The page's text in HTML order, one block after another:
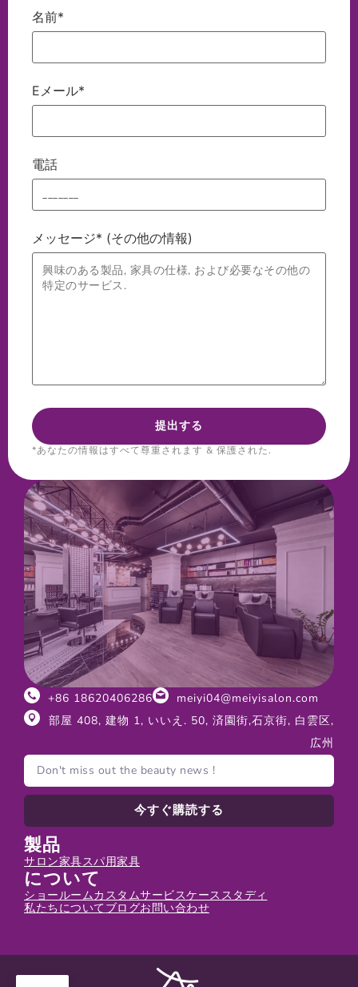
名前*
Eメール*
電話
メッセージ* (その他の情報)
*あなたの情報はすべて尊重されます & 保護された.
+86 18620406286
meiyi04@meiyisalon.com
部屋 408, 建物 1, いいえ. 50, 済園街,石京街, 白雲区,
広州
今すぐ購読する
製品
サロン家具スパ用家具
について
ショールームカスタムサービスケーススタディ
私たちについてブログお問い合わせ